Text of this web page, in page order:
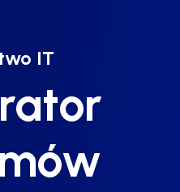
IT
IT
IT